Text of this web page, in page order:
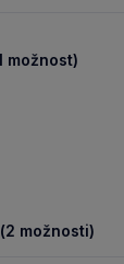
možnost)
možnosti)